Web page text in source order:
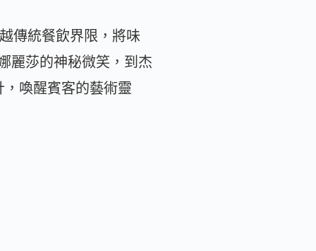
傳統餐飲界限，將味
麗莎的神秘微笑，到杰
，喚醒賓客的藝術靈